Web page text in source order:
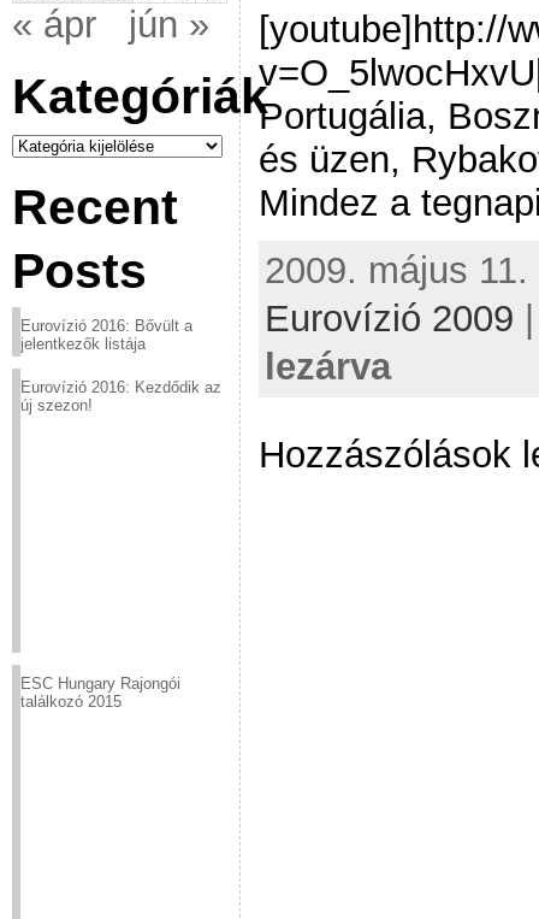
« ápr jún »
Kategóriák
Kategóriák
Recent
Posts
Eurovízió 2016: Bővült a
jelentkezők listája
Eurovízió 2016: Kezdődik az
új szezon!
ESC Hungary Rajongói
találkozó 2015
[youtube]http://
Portugália,
és üzen,
Mindez a
2009. május
Eurovízió 2009
lezárva
Hozzászólások